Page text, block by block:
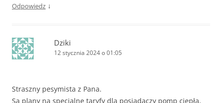
Odpowiedz ↓
Dziki
12 stycznia 2024 o 01:05
Straszny pesymista z Pana.
Są plany na specjalne taryfy dla posiadaczy pomp ciepła.